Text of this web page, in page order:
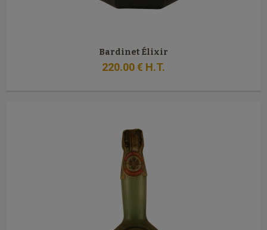
Bardinet Élixir
220.00€ H.T.